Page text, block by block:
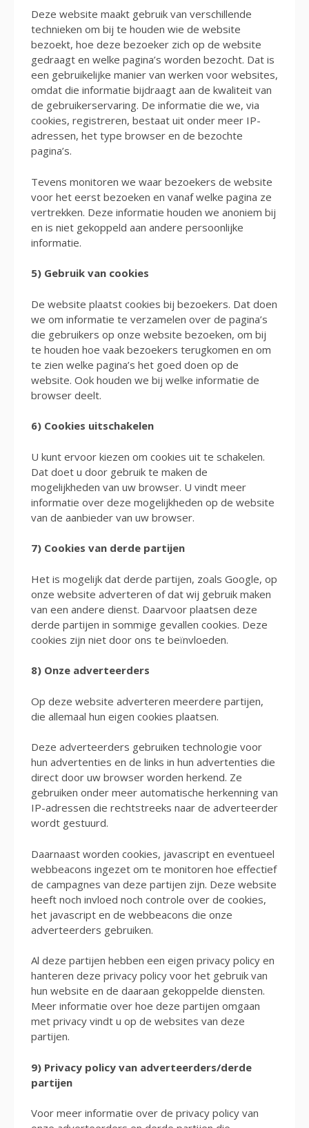
Deze website maakt gebruik van verschillende
technieken om bij te houden wie de website
bezoekt, hoe deze bezoeker zich op de website
gedraagt en welke pagina’s worden bezocht. Dat is
een gebruikelijke manier van werken voor websites,
omdat die informatie bijdraagt aan de kwaliteit van
de gebruikerservaring. De informatie die we, via
cookies, registreren, bestaat uit onder meer IP-
adressen, het type browser en de bezochte
pagina’s.
Tevens monitoren we waar bezoekers de website
voor het eerst bezoeken en vanaf welke pagina ze
vertrekken. Deze informatie houden we anoniem bij
en is niet gekoppeld aan andere persoonlijke
informatie.
5) Gebruik van cookies
De website plaatst cookies bij bezoekers. Dat doen
we om informatie te verzamelen over de pagina’s
die gebruikers op onze website bezoeken, om bij
te houden hoe vaak bezoekers terugkomen en om
te zien welke pagina’s het goed doen op de
website. Ook houden we bij welke informatie de
browser deelt.
6) Cookies uitschakelen
U kunt ervoor kiezen om cookies uit te schakelen.
Dat doet u door gebruik te maken de
mogelijkheden van uw browser. U vindt meer
informatie over deze mogelijkheden op de website
van de aanbieder van uw browser.
7) Cookies van derde partijen
Het is mogelijk dat derde partijen, zoals Google, op
onze website adverteren of dat wij gebruik maken
van een andere dienst. Daarvoor plaatsen deze
derde partijen in sommige gevallen cookies. Deze
cookies zijn niet door ons te beïnvloeden.
8) Onze adverteerders
Op deze website adverteren meerdere partijen,
die allemaal hun eigen cookies plaatsen.
Deze adverteerders gebruiken technologie voor
hun advertenties en de links in hun advertenties die
direct door uw browser worden herkend. Ze
gebruiken onder meer automatische herkenning van
IP-adressen die rechtstreeks naar de adverteerder
wordt gestuurd.
Daarnaast worden cookies, javascript en eventueel
webbeacons ingezet om te monitoren hoe effectief
de campagnes van deze partijen zijn. Deze website
heeft noch invloed noch controle over de cookies,
het javascript en de webbeacons die onze
adverteerders gebruiken.
Al deze partijen hebben een eigen privacy policy en
hanteren deze privacy policy voor het gebruik van
hun website en de daaraan gekoppelde diensten.
Meer informatie over hoe deze partijen omgaan
met privacy vindt u op de websites van deze
partijen.
9) Privacy policy van adverteerders/derde
partijen
Voor meer informatie over de privacy policy van